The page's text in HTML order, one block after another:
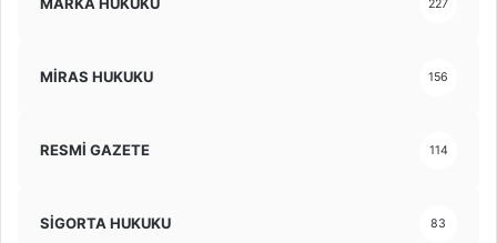
MARKA HUKUKU 227
MİRAS HUKUKU 156
RESMİ GAZETE 114
SİGORTA HUKUKU 83